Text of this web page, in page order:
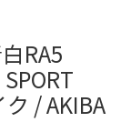
RA5
/ AKIBA